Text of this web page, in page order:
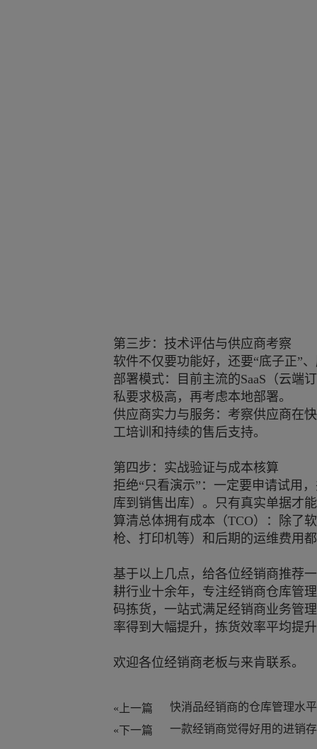
第三步：技术评估与供应商考察
软件不仅要功能好，还要“底子正”
部署模式：目前主流的SaaS（云端
私要求极高，再考虑本地部署。
供应商实力与服务：考察供应商在
工培训和持续的售后支持。
第四步：实战验证与成本核算
拒绝“只看演示”：一定要申请试用
库到销售出库）。只有真实单据才
算清总体拥有成本（TCO）：除了
枪、打印机等）和后期的运维费用
基于以上几点，给各位经销商推荐
耕行业十余年，专注经销商仓库管
码拣货，一站式满足经销商业务管
率得到大幅提升，拣货效率平均提
欢迎各位经销商老板与来肯联系。
«上一篇
«下一篇